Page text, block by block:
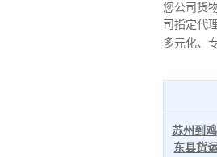
您公司货
司指定代
多元化、
苏州到
东县货